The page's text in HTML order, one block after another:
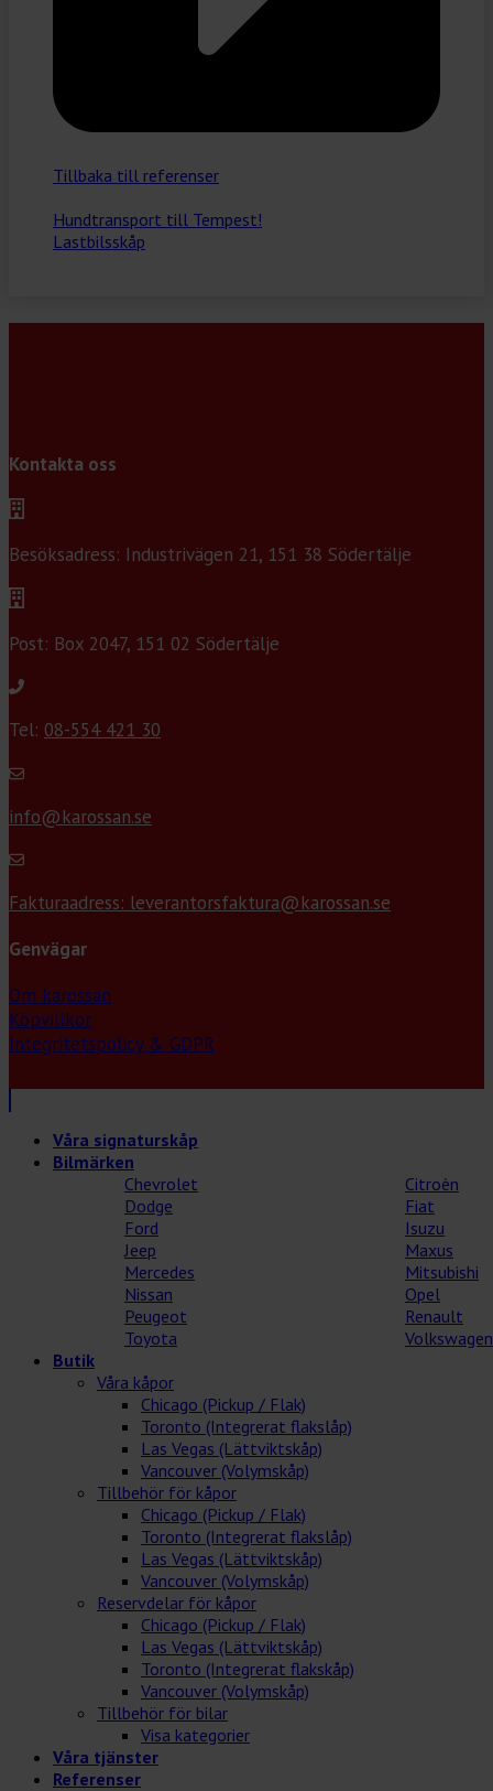
Tillbaka till referenser
Hundtransport till Tempest!
Lastbilsskåp
Kontakta oss
Besöksadress: Industrivägen 21, 151 38 Södertälje
Post: Box 2047, 151 02 Södertälje
Tel: 08-554 421 30
info@karossan.se
Fakturaadress: leverantorsfaktura@karossan.se
Genvägar
Om karossan
Köpvillkor
Integritetspolicy & GDPR
Våra signaturskåp
Bilmärken
Chevrolet
Citroèn
Dodge
Fiat
Ford
Isuzu
Jeep
Maxus
Mercedes
Mitsubishi
Nissan
Opel
Peugeot
Renault
Toyota
Volkswagen
Butik
Våra kåpor
Chicago (Pickup / Flak)
Toronto (Integrerat flakslåp)
Las Vegas (Lättviktskåp)
Vancouver (Volymskåp)
Tillbehör för kåpor
Chicago (Pickup / Flak)
Toronto (Integrerat flakslåp)
Las Vegas (Lättviktskåp)
Vancouver (Volymskåp)
Reservdelar för kåpor
Chicago (Pickup / Flak)
Las Vegas (Lättviktskåp)
Toronto (Integrerat flakskåp)
Vancouver (Volymskåp)
Tillbehör för bilar
Visa kategorier
Våra tjänster
Referenser